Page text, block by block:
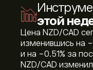
этой
Цена NZD/CAD
изменившись на
и на ‎-0.51‎% за
NZD/CAD